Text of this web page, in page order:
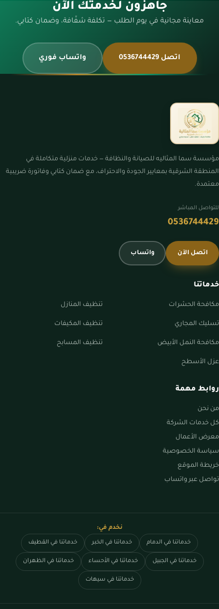
جاهزون لخدمتك الآن
معاينة مجانية في يوم الطلب — تكلفة شفّافة، وضمان كتابي.
اتصل 0536744429 واتساب فوري
مؤسسة سما المثاليه للصيانة والنظافة — خدمات منزلية متكاملة في
المنطقة الشرقية بمعايير الجودة والاحتراف، مع ضمان كتابي وفاتورة ضريبية
معتمدة.
للتواصل المباشر
0536744429
اتصل الآن واتساب
خدماتنا
مكافحة الحشرات تنظيف المنازل
تسليك المجاري تنظيف المكيفات
مكافحة النمل الأبيض تنظيف المسابح
عزل الأسطح
روابط مهمة
من نحن
كل خدمات الشركة
معرض الأعمال
سياسة الخصوصية
خريطة الموقع
تواصل عبر واتساب
نخدم في:
خدماتنا في الدمام خدماتنا في الخبر خدماتنا في القطيف
خدماتنا في الجبيل خدماتنا في الأحساء خدماتنا في الظهران
خدماتنا في سيهات